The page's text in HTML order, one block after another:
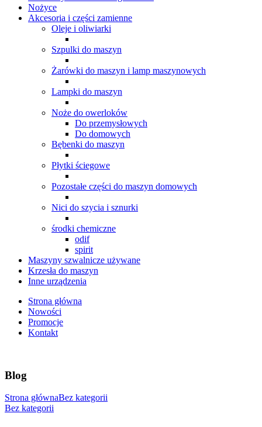
Nożyce
Akcesoria i części zamienne
Oleje i oliwiarki
Szpulki do maszyn
Żarówki do maszyn i lamp maszynowych
Lampki do maszyn
Noże do owerloków
Do przemysłowych
Do domowych
Bębenki do maszyn
Płytki ściegowe
Pozostałe części do maszyn domowych
Nici do szycia i sznurki
środki chemiczne
odif
spirit
Maszyny szwalnicze używane
Krzesła do maszyn
Inne urządzenia
Strona główna
Nowości
Promocje
Kontakt
Blog
Strona głównaBez kategorii
Bez kategorii